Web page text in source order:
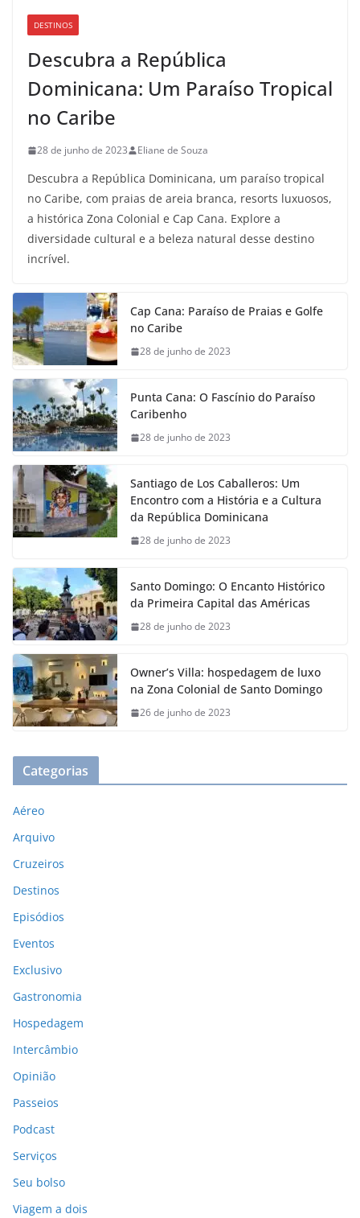
DESTINOS
Descubra a República
Dominicana: Um Paraíso Tropical
no Caribe
28 de junho de 2023 Eliane de Souza
Descubra a República Dominicana, um paraíso tropical
no Caribe, com praias de areia branca, resorts luxuosos,
a histórica Zona Colonial e Cap Cana. Explore a
diversidade cultural e a beleza natural desse destino
incrível.
Cap Cana: Paraíso de Praias e Golfe
no Caribe
28 de junho de 2023
Punta Cana: O Fascínio do Paraíso
Caribenho
28 de junho de 2023
Santiago de Los Caballeros: Um
Encontro com a História e a Cultura
da República Dominicana
28 de junho de 2023
Santo Domingo: O Encanto Histórico
da Primeira Capital das Américas
28 de junho de 2023
Owner’s Villa: hospedagem de luxo
na Zona Colonial de Santo Domingo
26 de junho de 2023
Categorias
Aéreo
Arquivo
Cruzeiros
Destinos
Episódios
Eventos
Exclusivo
Gastronomia
Hospedagem
Intercâmbio
Opinião
Passeios
Podcast
Serviços
Seu bolso
Viagem a dois